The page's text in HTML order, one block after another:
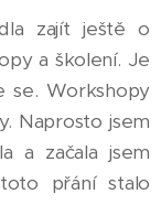
zajít ještě o
a školení. Je
se. Workshopy
Naprosto jsem
a začala jsem
přání stalo